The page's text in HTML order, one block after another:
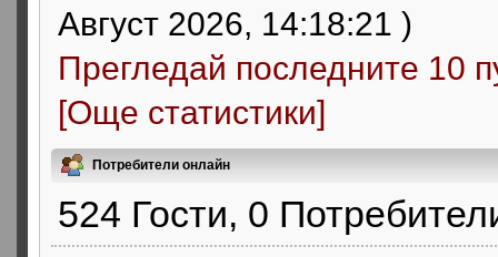
Август 2026, 14:18:21 )
Прегледай последните 10
[Още статистики]
Потребители онлайн
524 Гости, 0